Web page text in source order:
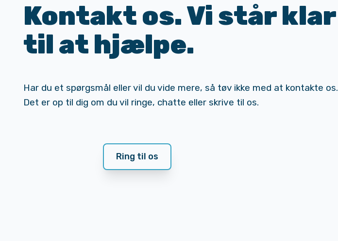
Kontakt os. Vi står klar
til at hjælpe.
Har du et spørgsmål eller vil du vide mere, så tøv ikke med at kontakte os.
Det er op til dig om du vil ringe, chatte eller skrive til os.
Ring til os